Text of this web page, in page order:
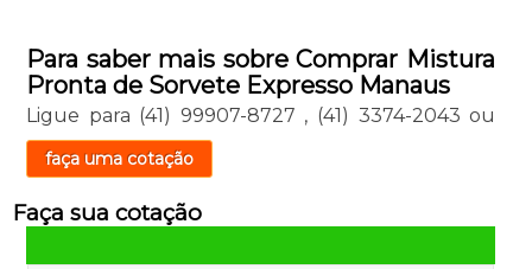
Para saber mais sobre Comprar Mistura
Pronta de Sorvete Expresso Manaus
Ligue para (41) 99907-8727 , (41) 3374-2043 ou
faça uma cotação
Faça sua cotação